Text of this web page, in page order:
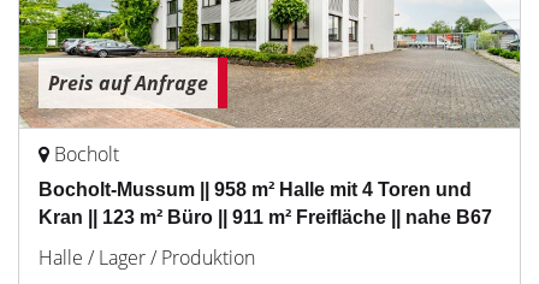
Preis auf Anfrage
Bocholt
Bocholt-Mussum || 958 m² Halle mit 4 Toren und
Kran || 123 m² Büro || 911 m² Freifläche || nahe B67
Halle / Lager / Produktion